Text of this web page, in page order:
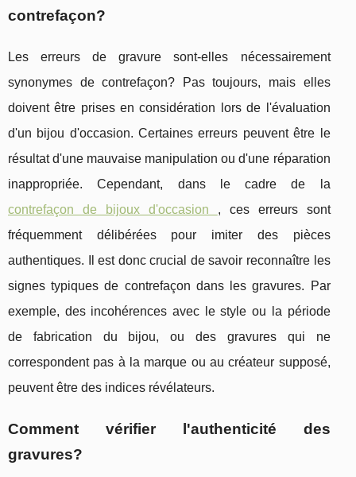
contrefaçon?
Les erreurs de gravure sont-elles nécessairement
synonymes de contrefaçon? Pas toujours, mais elles
doivent être prises en considération lors de l'évaluation
d'un bijou d'occasion. Certaines erreurs peuvent être le
résultat d'une mauvaise manipulation ou d'une réparation
inappropriée. Cependant, dans le cadre de la
contrefaçon de bijoux d'occasion , ces erreurs sont
fréquemment délibérées pour imiter des pièces
authentiques. Il est donc crucial de savoir reconnaître les
signes typiques de contrefaçon dans les gravures. Par
exemple, des incohérences avec le style ou la période
de fabrication du bijou, ou des gravures qui ne
correspondent pas à la marque ou au créateur supposé,
peuvent être des indices révélateurs.
Comment vérifier l'authenticité des
gravures?